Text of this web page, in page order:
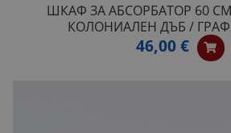
ШКАФ ЗА АБСОРБАТОР 60
КОЛОНИАЛЕН ДЪБ /
46,00 €